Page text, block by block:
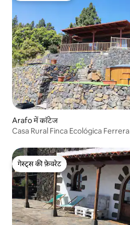
Arafo में कॉटेज
Casa Rural Finca Ecológica Ferrera
गेस्ट्स की फ़ेवरेट
गेस्ट्स की फ़ेवरेट